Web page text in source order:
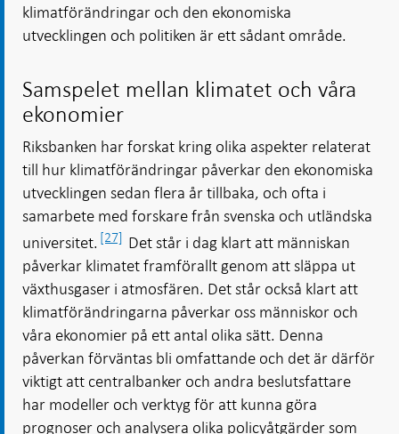
klimatförändringar och den ekonomiska
utvecklingen och politiken är ett sådant område.
Samspelet mellan klimatet och våra
ekonomier
Riksbanken har forskat kring olika aspekter relaterat
till hur klimatförändringar påverkar den ekonomiska
utvecklingen sedan flera år tillbaka, och ofta i
samarbete med forskare från svenska och utländska
universitet. [27] Det står i dag klart att människan
påverkar klimatet framförallt genom att släppa ut
växthusgaser i atmosfären. Det står också klart att
klimatförändringarna påverkar oss människor och
våra ekonomier på ett antal olika sätt. Denna
påverkan förväntas bli omfattande och det är därför
viktigt att centralbanker och andra beslutsfattare
har modeller och verktyg för att kunna göra
prognoser och analysera olika policyåtgärder som